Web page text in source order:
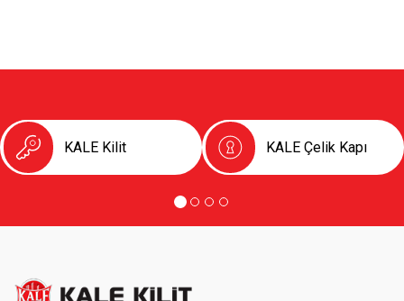
KALE Kilit KALE Çelik Kapı